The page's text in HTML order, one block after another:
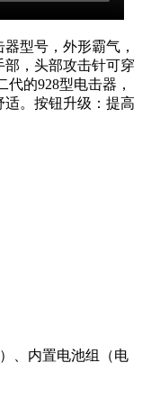
型号，外形霸气，
，头部攻击针可穿
的928型电击器，
。按钮升级：提高
、内置电池组（电